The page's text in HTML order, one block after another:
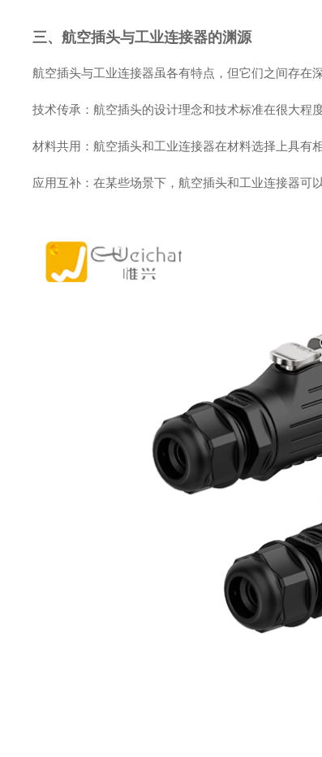
三、航空插头与工业连接器的渊源
航空插头与工业连接器虽各有特点，但它们之间存在
技术传承：航空插头的设计理念和技术标准在很大程
材料共用：航空插头和工业连接器在材料选择上具有
应用互补：在某些场景下，航空插头和工业连接器可